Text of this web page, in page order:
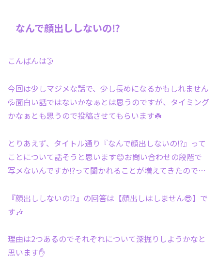
なんで顔出ししないの⁉️
こんばんは🌛
今回は少しマジメな話で、少し長めになるかもしれません
💦面白い話ではないかなぁとは思うのですが、タイミング
かなぁとも思うので投稿させてもらいます☘️
とりあえず、タイトル通り『なんで顔出しないの⁉️』って
ことについて話そうと思います😊お問い合わせの段階で
写メないんですか⁉️って聞かれることが増えてきたので…
『顔出ししないの⁉️』の回答は【顔出しはしません😎】で
す🎶
理由は2つあるのでそれぞれについて深掘りしようかなと
思います✋